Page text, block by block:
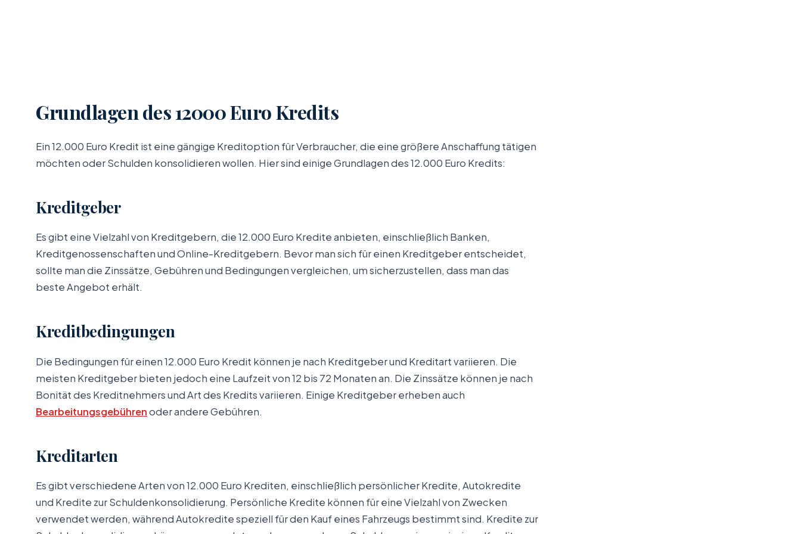
Grundlagen des 12000 Euro Kredits
Ein 12.000 Euro Kredit ist eine gängige Kreditoption für Verbraucher, die eine größere Anschaffung tätigen
möchten oder Schulden konsolidieren wollen. Hier sind einige Grundlagen des 12.000 Euro Kredits:
Kreditgeber
Es gibt eine Vielzahl von Kreditgebern, die 12.000 Euro Kredite anbieten, einschließlich Banken,
Kreditgenossenschaften und Online-Kreditgebern. Bevor man sich für einen Kreditgeber entscheidet,
sollte man die Zinssätze, Gebühren und Bedingungen vergleichen, um sicherzustellen, dass man das
beste Angebot erhält.
Kreditbedingungen
Die Bedingungen für einen 12.000 Euro Kredit können je nach Kreditgeber und Kreditart variieren. Die
meisten Kreditgeber bieten jedoch eine Laufzeit von 12 bis 72 Monaten an. Die Zinssätze können je nach
Bonität des Kreditnehmers und Art des Kredits variieren. Einige Kreditgeber erheben auch
Bearbeitungsgebührenoder andere Gebühren.
Kreditarten
Es gibt verschiedene Arten von 12.000 Euro Krediten, einschließlich persönlicher Kredite, Autokredite
und Kredite zur Schuldenkonsolidierung. Persönliche Kredite können für eine Vielzahl von Zwecken
verwendet werden, während Autokredite speziell für den Kauf eines Fahrzeugs bestimmt sind. Kredite zur